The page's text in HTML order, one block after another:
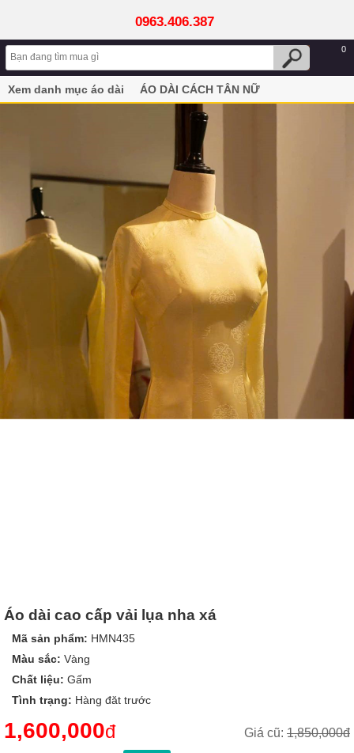
0963.406.387
0
Xem danh mục áo dài
ÁO DÀI CÁCH TÂN NỮ
Áo dài cao cấp vải lụa nha xá
Mã sản phẩm: HMN435
Màu sắc: Vàng
Chất liệu: Gấm
Tình trạng: Hàng đăt trước
Giá cũ: 1,850,000đ
1,600,000đ